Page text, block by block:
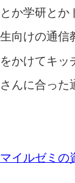
とか学研と
向けの通信
かけてキッ
んに合った
イルゼミの